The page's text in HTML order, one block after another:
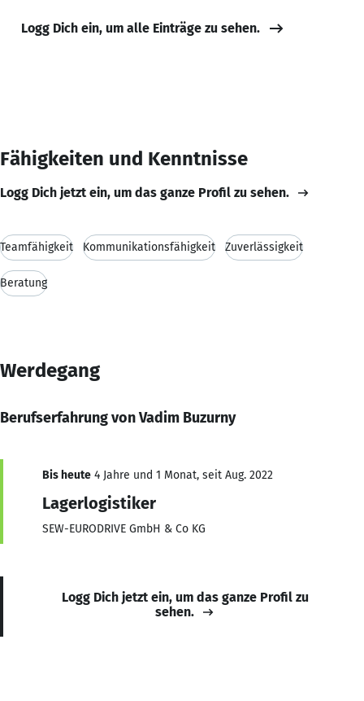
Logg Dich ein, um alle Einträge zu sehen.
Fähigkeiten und Kenntnisse
Logg Dich jetzt ein, um das ganze Profil zu sehen.
Teamfähigkeit Kommunikationsfähigkeit Zuverlässigkeit
Beratung
Werdegang
Berufserfahrung von Vadim Buzurny
Bis heute 4 Jahre und 1 Monat, seit Aug. 2022
Lagerlogistiker
SEW-EURODRIVE GmbH & Co KG
Logg Dich jetzt ein, um das ganze Profil zu
sehen.